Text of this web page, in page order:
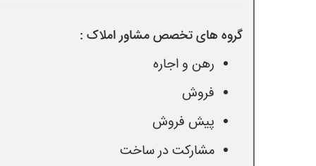
گروه های تخصص مشاور املاک :
رهن و اجاره
فروش
پیش فروش
مشارکت در ساخت